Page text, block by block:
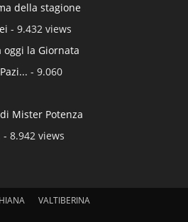
della stagione
- 9.432 views
oggi la Giornata
- 9.060
Mister Potenza
- 8.942 views
VALTIBERINA